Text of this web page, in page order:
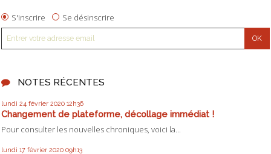
S'inscrire Se désinscrire
NOTES RÉCENTES
lundi 24 février 2020 12h36
Changement de plateforme, décollage immédiat !
Pour consulter les nouvelles chroniques, voici la...
lundi 17 février 2020 09h13